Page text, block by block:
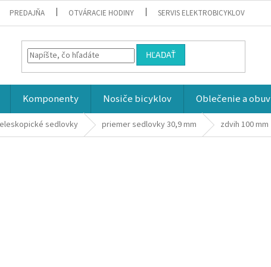
PREDAJŇA OTVÁRACIE HODINY SERVIS ELEKTROBICYKLOV
HĽADAŤ
Komponenty Nosiče bicyklov Oblečenie a obuv
sedlovky priemer sedlovky 30,9 mm zdvih 100 mm